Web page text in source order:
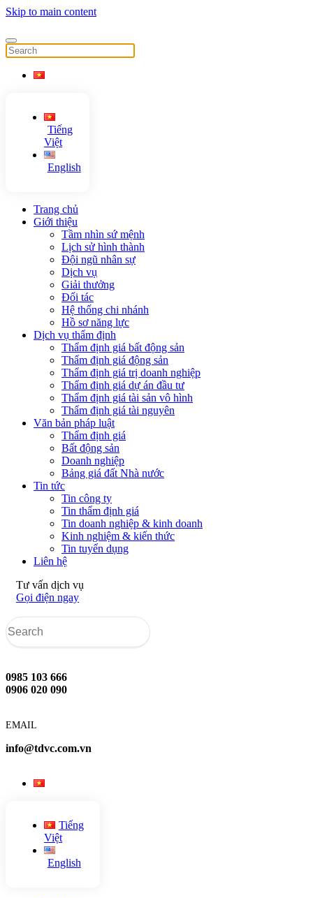
Skip to main content
Tiếng
Việt
English
Trang chủ
Giới thiệu
Tầm nhìn sứ mệnh
Lịch sử hình thành
Đội ngũ nhân sự
Dịch vụ
Giải thưởng
Đối tác
Hệ thống chi nhánh
Hồ sơ năng lực
Dịch vụ thẩm định
Thẩm định giá bất động sản
Thẩm định giá động sản
Thẩm định giá trị doanh nghiệp
Thẩm định giá dự án đầu tư
Thẩm định giá tài sản vô hình
Thẩm định giá tài nguyên
Văn bản pháp luật
Thẩm định giá
Bất động sản
Doanh nghiệp
Bảng giá đất Nhà nước
Tin tức
Tin công ty
Tin thẩm định giá
Tin doanh nghiệp & kinh doanh
Kinh nghiệm & kiến thức
Tin tuyển dụng
Liên hệ
Tư vấn dịch vụ
Gọi điện ngay
0985 103 666
0906 020 090
EMAIL
info@tdvc.com.vn
Tiếng
Việt
English